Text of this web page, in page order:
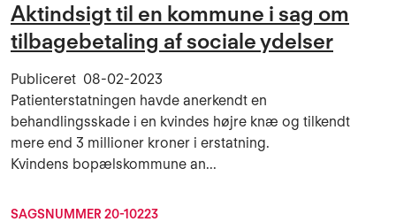
Aktindsigt til en kommune i sag om
tilbagebetaling af sociale ydelser
Publiceret 08-02-2023
Patienterstatningen havde anerkendt en
behandlingsskade i en kvindes højre knæ og tilkendt
mere end 3 millioner kroner i erstatning.
Kvindens bopælskommune an...
SAGSNUMMER 20-10223